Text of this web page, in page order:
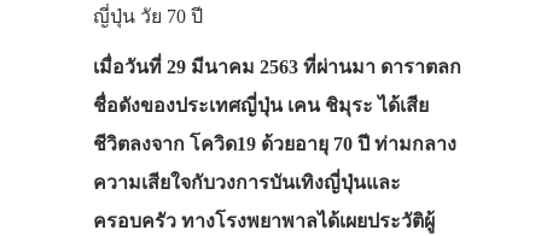
ญี่ปุ่น วัย 70 ปี
เมื่อวันที่ 29 มีนาคม 2563 ที่ผ่านมา ดาราตลก
ชื่อดังของประเทศญี่ปุ่น เคน ชิมุระ ได้เสีย
ชีวิตลงจาก โควิด19 ด้วยอายุ 70 ปี ท่ามกลาง
ความเสียใจกับวงการบันเทิงญี่ปุ่นและ
ครอบครัว ทางโรงพยาพาลได้เผยประวัติผู้
เอง
รถบัส
เดินทาง
ทัวร์